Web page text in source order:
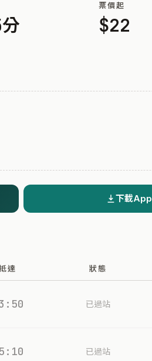
票價起
$22
下載App
達 狀態
已過站
已過站